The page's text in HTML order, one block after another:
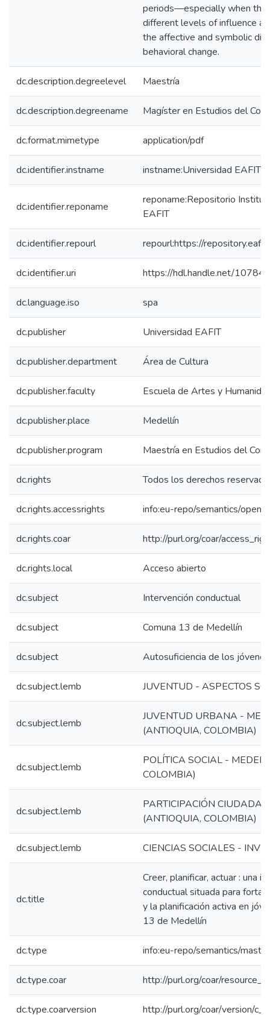
periods—especially when
different levels of influence
the affective and symbolic
behavioral change.
dc.description.degreelevel Maestría
dc.description.degreename Magíster en Estudios del
dc.format.mimetype application/pdf
dc.identifier.instname instname:Universidad EAFIT
dc.identifier.reponame
reponame:Repositorio
EAFIT
dc.identifier.repourl repourl:https://
dc.identifier.uri https://hdl.handle.net/
dc.language.iso spa
dc.publisher Universidad EAFIT
dc.publisher.department Área de Cultura
dc.publisher.faculty Escuela de Artes y
dc.publisher.place Medellín
dc.publisher.program Maestría en Estudios del
dc.rights Todos los derechos
dc.rights.accessrights info:eu-repo/semantics/
dc.rights.coar http://purl.org/coar/
dc.rights.local Acceso abierto
dc.subject Intervención conductual
dc.subject Comuna 13 de Medellín
dc.subject Autosuficiencia de los jóvenes
dc.subject.lemb JUVENTUD - ASPECTOS
dc.subject.lemb
JUVENTUD URBANA -
(ANTIOQUIA, COLOMBIA)
dc.subject.lemb
POLÍTICA SOCIAL -
COLOMBIA)
dc.subject.lemb
PARTICIPACIÓN
(ANTIOQUIA, COLOMBIA)
dc.subject.lemb CIENCIAS SOCIALES -
dc.title
Creer, planificar, actuar : una
conductual situada para
y la planificación activa en
13 de Medellín
dc.type info:eu-repo/semantics/
dc.type.coar http://purl.org/coar/
dc.type.coarversion http://purl.org/coar/version/